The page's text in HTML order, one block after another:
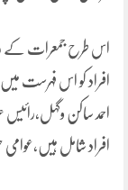
اس طرح جمعرات کے
افراد کو اس فہرست
احمد ساکن وگہل،رائیس
افراد شامل ہیں،عوامی